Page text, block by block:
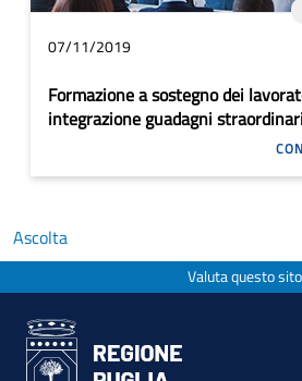
07/11/2019
Formazione a sostegno dei
integrazione guadagni
Ascolta
Valuta questo sito